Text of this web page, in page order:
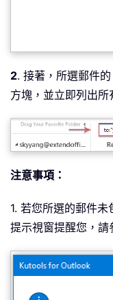
2. 接著，所選郵件
方塊，並立即列出所
注意事項：
1. 若您所選的郵件
提示視窗提醒您，請